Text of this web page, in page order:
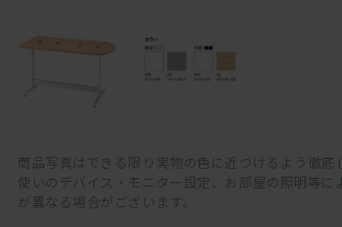
商品写真はできる限り実物の色に近づけるよう徹底
使いのデバイス・モニター設定、お部屋の照明等に
が異なる場合がございます。